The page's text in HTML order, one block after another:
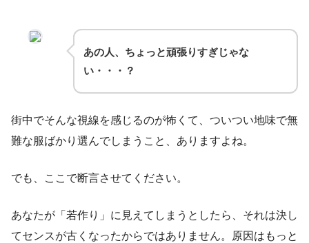
あの人、ちょっと頑張りすぎじゃな
い・・・？
街中でそんな視線を感じるのが怖くて、ついつい地味で無
難な服ばかり選んでしまうこと、ありますよね。
でも、ここで断言させてください。
あなたが「若作り」に見えてしまうとしたら、それは決し
てセンスが古くなったからではありません。原因はもっと